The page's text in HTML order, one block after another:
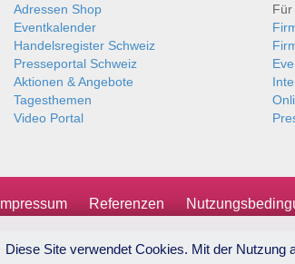
Adressen Shop
Eventkalender
Handelsregister Schweiz
Presseportal Schweiz
Aktionen & Angebote
Tagesthemen
Video Portal
Für
Impressum Referenzen
Diese Site verwendet Cookies. Mit der Nutzung